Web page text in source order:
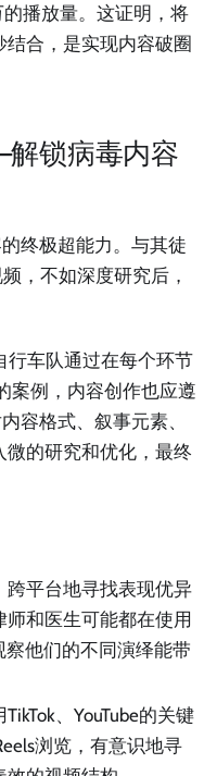
播放量。这证明，将
合，是实现内容破圈
锁病毒内容
终极超能力。与其徒
，不如深度研究后，
行车队通过在每个环节
案例，内容创作也应遵
容格式、叙事元素、
的研究和优化，最终
跨平台地寻找表现优异
和医生可能都在使用
察他们的不同演绎能带
TikTok、YouTube的关键
浏览，有意识地寻